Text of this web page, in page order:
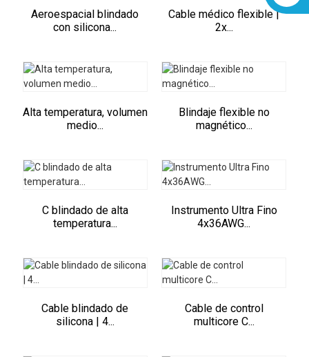
Aeroespacial blindado
con silicona...
Cable médico flexible |
2x...
Alta temperatura, volumen
medio...
Blindaje flexible no
magnético...
C blindado de alta
temperatura...
Instrumento Ultra Fino
4x36AWG...
Cable blindado de
silicona | 4...
Cable de control
multicore C...